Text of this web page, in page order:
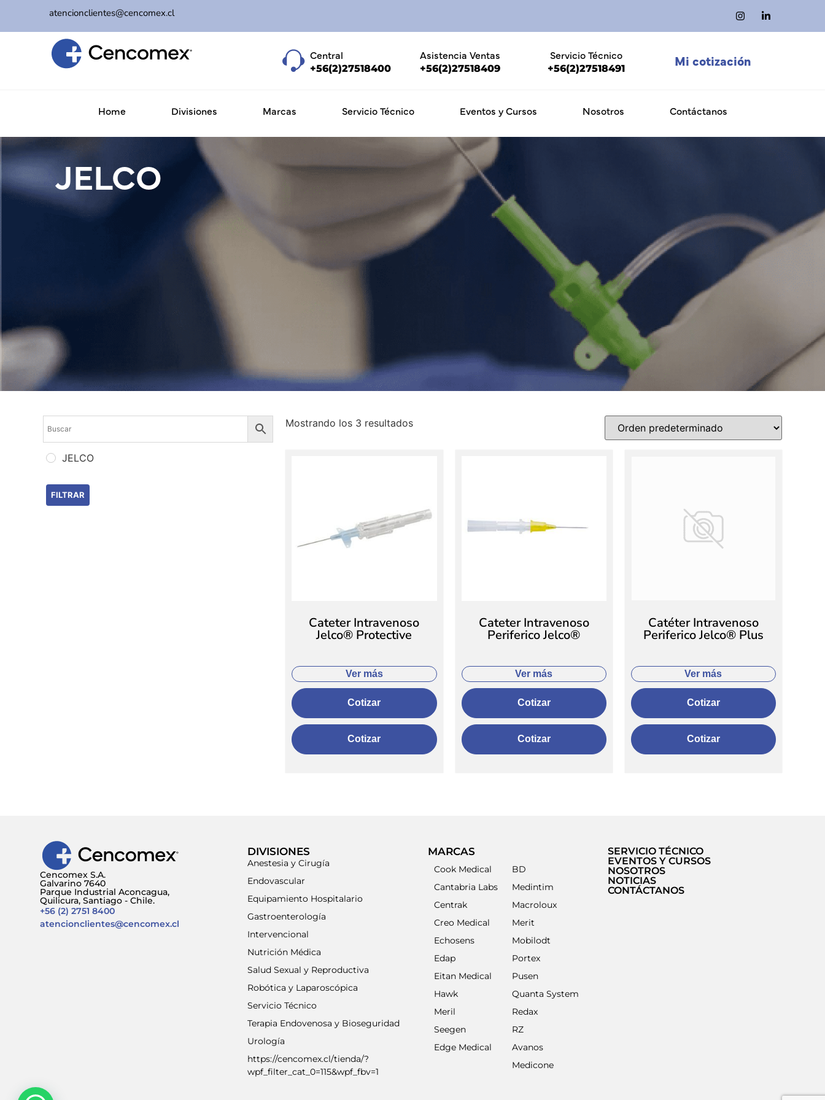
atencionclientes@cencomex.cl
Central
+56(2)27518400
Asistencia Ventas
+56(2)27518409
Servicio Técnico
+56(2)27518491 Mi cotización
Home Divisiones Marcas Servicio Técnico Eventos y Cursos Nosotros Contáctanos
JELCO
JELCO
FILTRAR
Mostrando los 3 resultados
Cateter Intravenoso
Jelco® Protective
Ver más
Cotizar
Cotizar
Cateter Intravenoso
Periferico Jelco®
Ver más
Cotizar
Cotizar
Catéter Intravenoso
Periferico Jelco® Plus
Ver más
Cotizar
Cotizar
Cencomex S.A.
Galvarino 7640
Parque Industrial Aconcagua,
Quilicura, Santiago - Chile.
+56 (2) 2751 8400
atencionclientes@cencomex.cl
DIVISIONES
Anestesia y Cirugía
Endovascular
Equipamiento Hospitalario
Gastroenterología
Intervencional
Nutrición Médica
Salud Sexual y Reproductiva
Robótica y Laparoscópica
Servicio Técnico
Terapia Endovenosa y Bioseguridad
Urología
https://cencomex.cl/tienda/?
wpf_filter_cat_0=115&wpf_fbv=1
MARCAS
Cook Medical
Cantabria Labs
Centrak
Creo Medical
Echosens
Edap
Eitan Medical
Hawk
Meril
Seegen
Edge Medical
BD
Medintim
Macroloux
Merit
Mobilodt
Portex
Pusen
Quanta System
Redax
RZ
Avanos
Medicone
SERVICIO TÉCNICO
EVENTOS Y CURSOS
NOSOTROS
NOTICIAS
CONTÁCTANOS